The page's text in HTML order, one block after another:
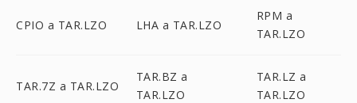
CPIO a TAR.LZO LHA a TAR.LZO
RPM a
TAR.LZO
TAR.7Z a TAR.LZO
TAR.BZ a
TAR.LZO
TAR.LZ a
TAR.LZO